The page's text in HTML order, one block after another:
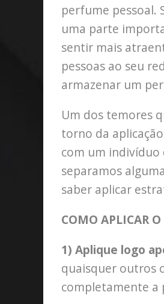
perfume pessoal.
uma parte
sentir mais
pessoas ao seu
armazenar um
Um dos temores
torno da
com um indivíduo
separamos
saber aplicar
COMO APLICAR
1) Aplique logo
quaisquer outros
completamente a